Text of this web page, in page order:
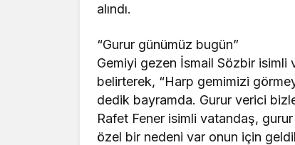
alındı.
“Gurur günümüz bugün”
Gemiyi gezen İsmail Sözbir
belirterek, “Harp gemimizi
dedik bayramda. Gurur verici
Rafet Fener isimli vatandaş,
özel bir nedeni var onun için